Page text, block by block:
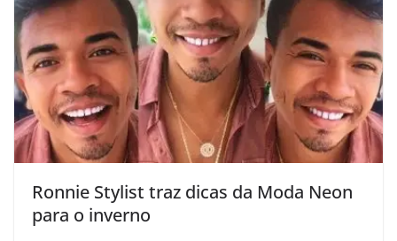
Ronnie Stylist traz dicas da Moda Neon
para o inverno